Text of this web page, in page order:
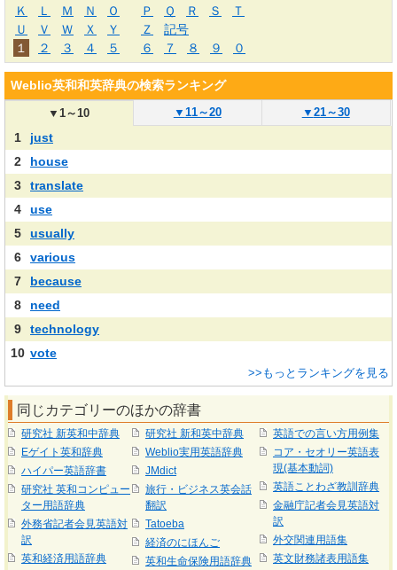
Ｋ
Ｌ Ｍ Ｎ Ｏ Ｐ Ｑ Ｒ Ｓ
Ｔ
Ｕ
Ｖ Ｗ Ｘ Ｙ Ｚ
記号
１
２ ３ ４ ５ ６ ７ ８ ９ ０
Weblio英和和英辞典の検索ランキング
▼1～10 ▼ 11～20 ▼ 21～30
1
just
2
house
3
translate
4
use
5
usually
6
various
7
because
8
need
9
technology
10 vote
>>もっとランキングを見る
同じカテゴリーのほかの辞書
研究社 新英和中辞典
Eゲイト英和辞典
ハイパー英語辞書
研究社 英和コンピュー
ター用語辞典
外務省記者会見英語対
訳
英和経済用語辞典
研究社 新和英中辞典
Weblio実用英語辞典
JMdict
旅行・ビジネス英会話
翻訳
Tatoeba
経済のにほんご
英和生命保険用語辞典
英語での言い方用例集
コア・セオリー英語表
現(基本動詞)
英語ことわざ教訓辞典
金融庁記者会見英語対
訳
外交関連用語集
英文財務諸表用語集